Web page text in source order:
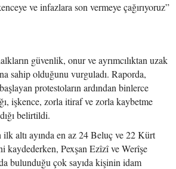
ve infazlara son vermeye çağırıyoruz”
güvenlik, onur ve ayrımcılıktan uzak
sahip olduğunu vurguladı. Raporda,
protestoların ardından binlerce
işkence, zorla itiraf ve zorla kaybetme
belirtildi.
ilk altı ayında en az 24 Beluç ve 22 Kürt
kaydederken, Pexşan Ezîzî ve Werîşe
bulunduğu çok sayıda kişinin idam